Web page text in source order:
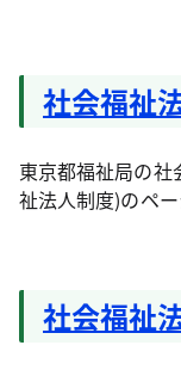
社会福祉
東京都福祉局の社
祉法人制度)のペー
社会福祉